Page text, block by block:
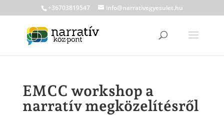
+36703819547 info@narrativegyesulet.hu
EMCC workshop a
narratív megközelítésről